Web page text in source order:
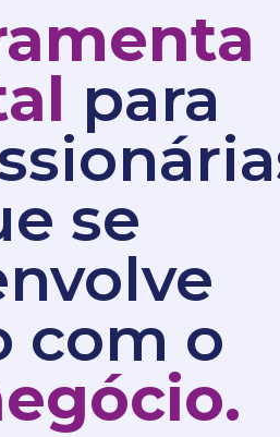
para
se
com o